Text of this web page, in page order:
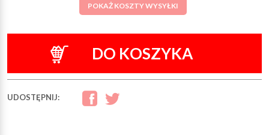
POKAŻ KOSZTY WYSYŁKI
DO KOSZYKA
UDOSTĘPNIJ: